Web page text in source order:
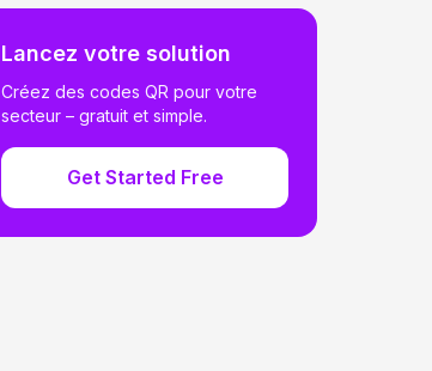
Lancez votre solution
Créez des codes QR pour votre
secteur – gratuit et simple.
Get Started Free